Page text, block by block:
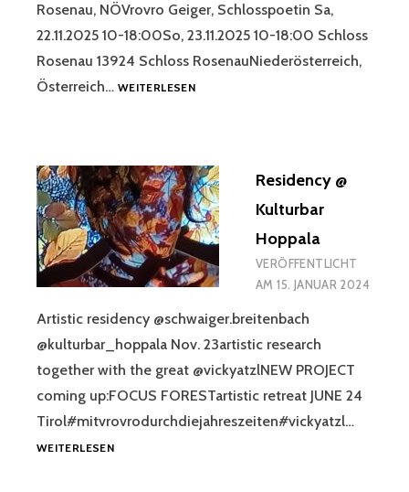
Rosenau, NÖVrovro Geiger, Schlosspoetin Sa,
22.11.2025 10-18:00So, 23.11.2025 10-18:00 Schloss
Rosenau 13924 Schloss RosenauNiederösterreich,
Österreich… WEITERLESENPOSTCARD
NÖ
Residency @
Kulturbar
Hoppala
VERÖFFENTLICHT
AM15. JANUAR 2024
Artistic residency @schwaiger.breitenbach
@kulturbar_hoppala Nov. 23artistic research
together with the great @vickyatzlNEW PROJECT
coming up:FOCUS FORESTartistic retreat JUNE 24
Tirol#mitvrovrodurchdiejahreszeiten#vickyatzl…
WEITERLESENRESIDENCY